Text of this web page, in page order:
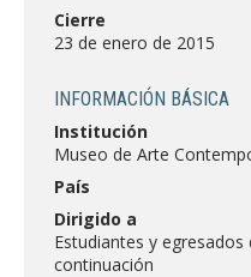
Estudiantes
Cierre
23 de enero de 2015
INFORMACIÓN BÁSICA
Institución
Museo de Arte
País
Dirigido a
Estudiantes y
continuación